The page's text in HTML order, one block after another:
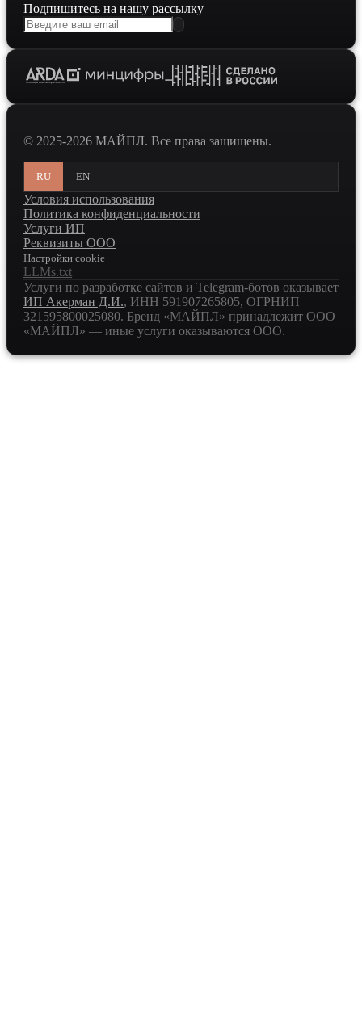
Подпишитесь на нашу рассылку
© 2025-2026 МАЙПЛ. Все права защищены.
RU EN
Условия использования
Политика конфиденциальности
Услуги ИП
Реквизиты ООО
Настройки cookie
LLMs.txt
Услуги по разработке сайтов и Telegram-ботов оказывает
ИП Акерман Д.И., ИНН 591907265805, ОГРНИП
321595800025080. Бренд «МАЙПЛ» принадлежит ООО
«МАЙПЛ» — иные услуги оказываются ООО.